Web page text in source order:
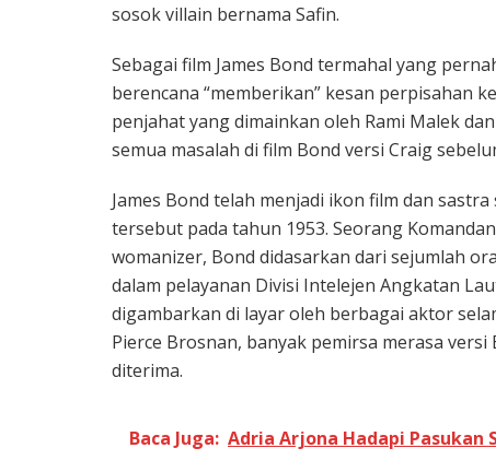
sosok villain bernama Safin.
Sebagai film James Bond termahal yang
berencana “memberikan” kesan perpisahan
penjahat yang dimainkan oleh Rami Malek
semua masalah di film Bond versi Craig
James Bond telah menjadi ikon film dan
tersebut pada tahun 1953. Seorang
womanizer, Bond didasarkan dari sejumlah
dalam pelayanan Divisi Intelejen Angkatan
digambarkan di layar oleh berbagai aktor
Pierce Brosnan, banyak pemirsa merasa
diterima.
Baca Juga: Adria Arjona Hadapi